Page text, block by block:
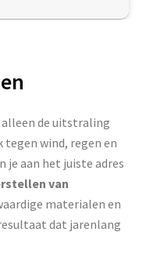
de uitstraling
wind, regen en
je aan het juiste adres
van
materialen en
dat jarenlang